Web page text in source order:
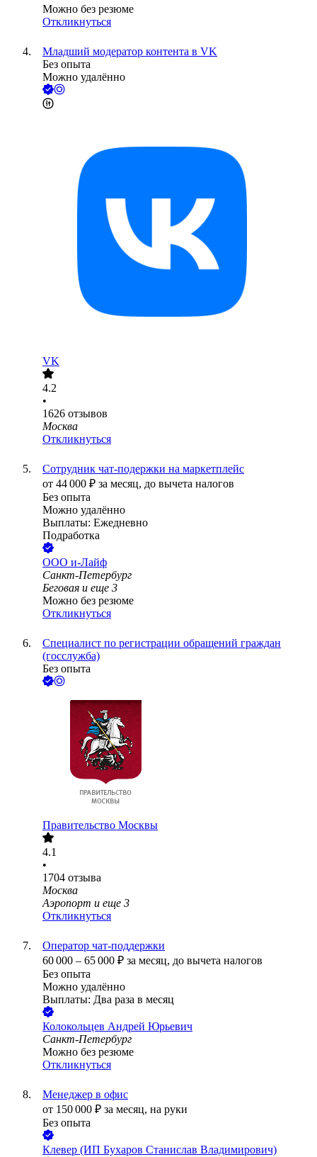
Можно без резюме
Откликнуться
Младший модератор контента в VK
Без опыта
Можно удалённо
VK
4.2
•
1626 отзывов
Москва
Откликнуться
Сотрудник чат-подержки на маркетплейс
от 44 000 ₽ за месяц, до вычета налогов
Без опыта
Можно удалённо
Выплаты: Ежедневно
Подработка
ООО и-Лайф
Санкт-Петербург
Беговая и еще 3
Можно без резюме
Откликнуться
Специалист по регистрации обращений граждан
(госслужба)
Без опыта
Правительство Москвы
4.1
•
1704 отзыва
Москва
Аэропорт и еще 3
Откликнуться
Оператор чат-поддержки
60 000 – 65 000 ₽ за месяц, до вычета налогов
Без опыта
Можно удалённо
Выплаты: Два раза в месяц
Колокольцев Андрей Юрьевич
Санкт-Петербург
Можно без резюме
Откликнуться
Менеджер в офис
от 150 000 ₽ за месяц, на руки
Без опыта
Клевер (ИП Бухаров Станислав Владимирович)